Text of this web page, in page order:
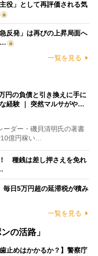
役」として再評価される気
反発」は再びの上昇局面へ
…
一覧を見る
円の負債と引き換えに手に
経験 ｜ 突然マルサがや…
ダー・磯貝清明氏の著書
10億円稼い…
種銭は差し押さえを免れ
日5万円超の延滞税が積み
一覧を見る
の活路」
止めはかかるか？】警察庁